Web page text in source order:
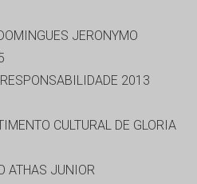
JERONYMO
2013
CULTURAL DE GLORIA
ATHAS JUNIOR